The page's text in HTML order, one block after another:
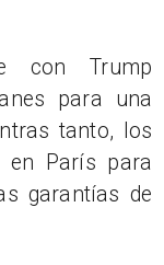
con Trump
para una
tanto, los
en París para
garantías de